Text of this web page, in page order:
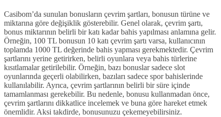
Casibom’da sunulan bonusların çevrim şartları, bonusun türüne ve
miktarına göre değişiklik gösterebilir. Genel olarak, çevrim şartı,
bonus miktarının belirli bir katı kadar bahis yapılması anlamına gelir.
Örneğin, 100 TL bonusun 10 katı çevrim şartı varsa, kullanıcının
toplamda 1000 TL değerinde bahis yapması gerekmektedir. Çevrim
şartlarını yerine getirirken, belirli oyunlara veya bahis türlerine
kısıtlamalar getirilebilir. Örneğin, bazı bonuslar sadece slot
oyunlarında geçerli olabilirken, bazıları sadece spor bahislerinde
kullanılabilir. Ayrıca, çevrim şartlarının belirli bir süre içinde
tamamlanması gerekebilir. Bu nedenle, bonusu kullanmadan önce,
çevrim şartlarını dikkatlice incelemek ve buna göre hareket etmek
önemlidir. Aksi takdirde, bonusunuzu çekemeyebilirsiniz.